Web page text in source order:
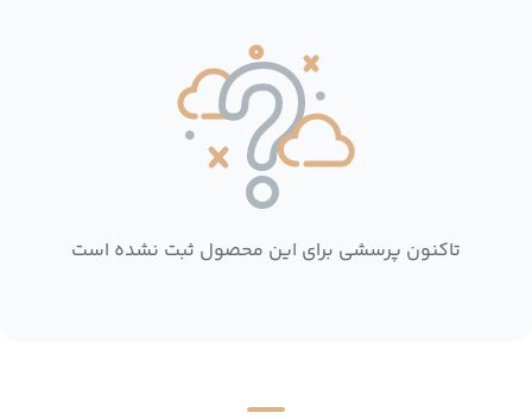
تاکنون پرسشی برای این محصول ثبت نشده است